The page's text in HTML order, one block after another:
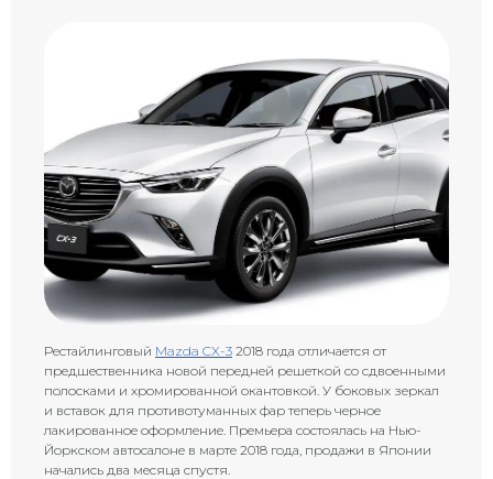
Рестайлинговый Mazda CX-3 2018 года отличается от
предшественника новой передней решеткой со сдвоенными
полосками и хромированной окантовкой. У боковых зеркал
и вставок для противотуманных фар теперь черное
лакированное оформление. Премьера состоялась на Нью-
Йоркском автосалоне в марте 2018 года, продажи в Японии
начались два месяца спустя.